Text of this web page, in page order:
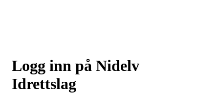
Logg inn på Nidelv
Idrettslag